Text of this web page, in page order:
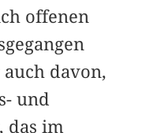
offenen
davon,
und
das im